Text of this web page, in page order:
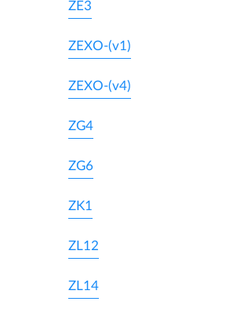
ZE3
ZEXO-(v1)
ZEXO-(v4)
ZG4
ZG6
ZK1
ZL12
ZL14